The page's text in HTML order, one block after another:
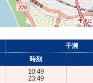
干潮
時刻
10:49
23:49